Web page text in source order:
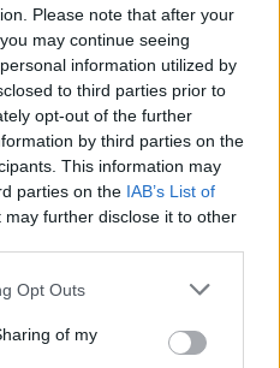
Please note that after your
may continue seeing
information utilized by
to third parties prior to
opt-out of the further
by third parties on the
This information may
parties on the IAB’s List of
may further disclose it to other
Opt Outs
of my
lányokat 14. rész
– Miért nem hiszünk a
segítséget kérnek?
kifejezések laza